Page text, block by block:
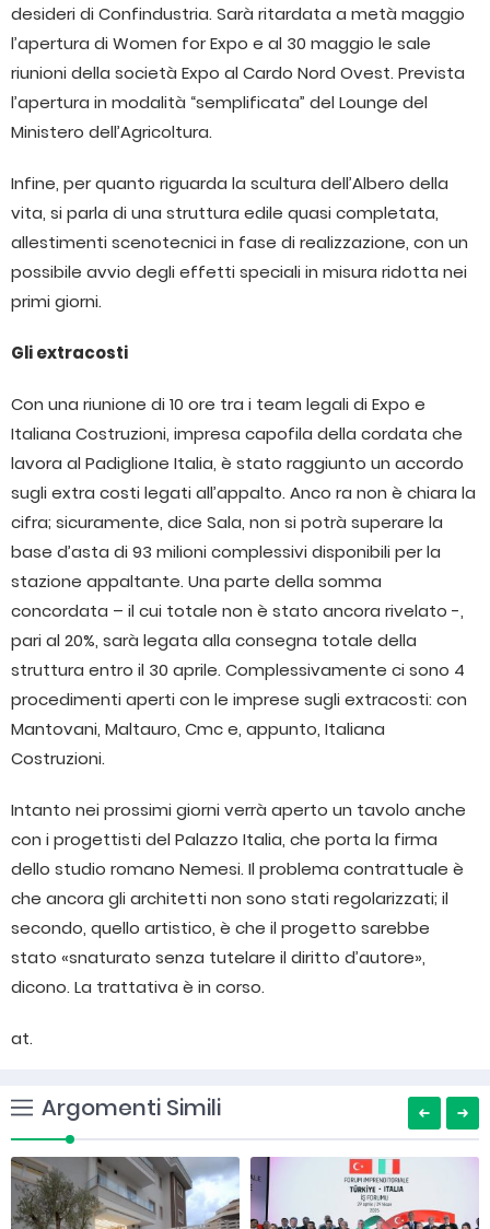
desideri di Confindustria. Sarà ritardata a metà maggio
l’apertura di Women for Expo e al 30 maggio le sale
riunioni della società Expo al Cardo Nord Ovest. Prevista
l’apertura in modalità “semplificata” del Lounge del
Ministero dell’Agricoltura.
Infine, per quanto riguarda la scultura dell’Albero della
vita, si parla di una struttura edile quasi completata,
allestimenti scenotecnici in fase di realizzazione, con un
possibile avvio degli effetti speciali in misura ridotta nei
primi giorni.
Gli extracosti
Con una riunione di 10 ore tra i team legali di Expo e
Italiana Costruzioni, impresa capofila della cordata che
lavora al Padiglione Italia, è stato raggiunto un accordo
sugli extra costi legati all’appalto. Anco ra non è chiara la
cifra; sicuramente, dice Sala, non si potrà superare la
base d’asta di 93 milioni complessivi disponibili per la
stazione appaltante. Una parte della somma
concordata – il cui totale non è stato ancora rivelato -,
pari al 20%, sarà legata alla consegna totale della
struttura entro il 30 aprile. Complessivamente ci sono 4
procedimenti aperti con le imprese sugli extracosti: con
Mantovani, Maltauro, Cmc e, appunto, Italiana
Costruzioni.
Intanto nei prossimi giorni verrà aperto un tavolo anche
con i progettisti del Palazzo Italia, che porta la firma
dello studio romano Nemesi. Il problema contrattuale è
che ancora gli architetti non sono stati regolarizzati; il
secondo, quello artistico, è che il progetto sarebbe
stato «snaturato senza tutelare il diritto d’autore»,
dicono. La trattativa è in corso.
at.
Argomenti Simili